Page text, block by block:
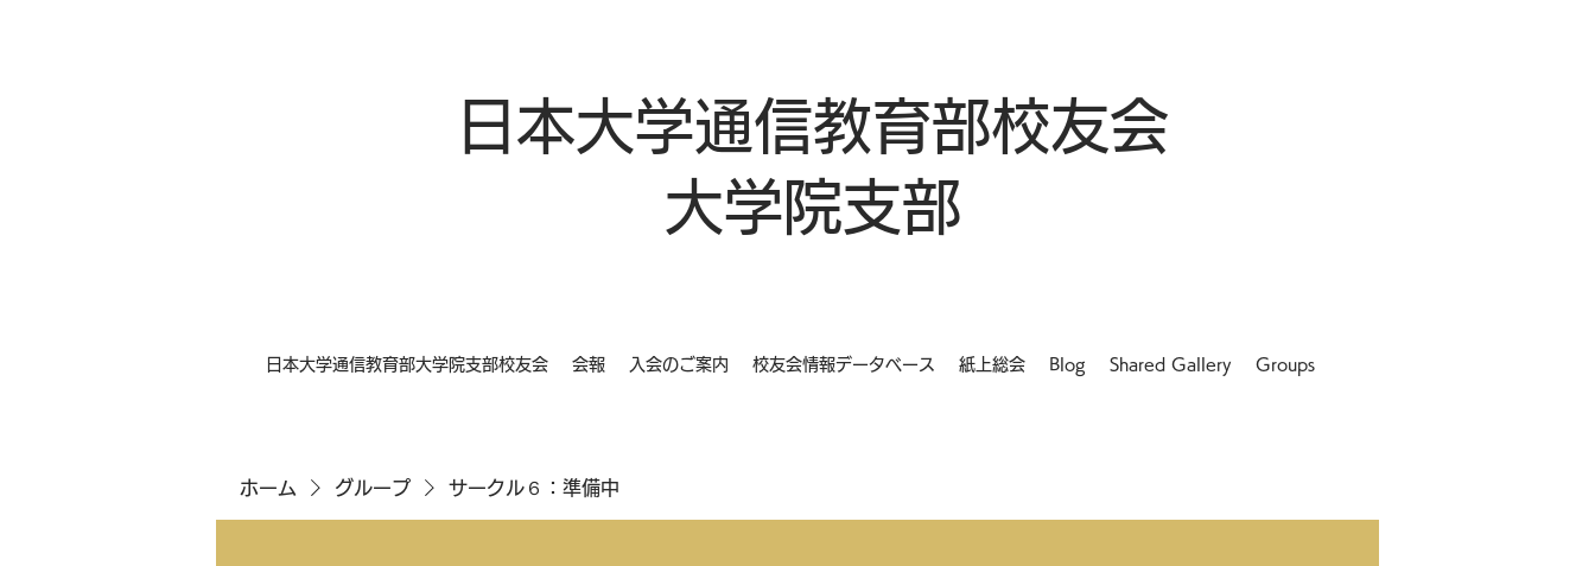
日本大学通信教育部校友会
大学院支部
日本大学通信教育部大学院支部校友会 会報 入会のご案内 校友会情報データベース 紙上総会 Blog Shared Gallery Groups
ホーム グループ サークル６：準備中